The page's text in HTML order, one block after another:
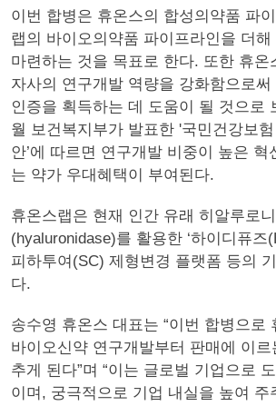
이번 합병은 휴온스의 합성의약품 파
랩의 바이오의약품 파이프라인을 더
마련하는 것을 목표로 한다. 또한 휴온
자사의 연구개발 역량을 강화함으로써
인증을 획득하는 데 도움이 될 것으로
월 보건복지부가 발표한 '국민건강보
안’에 따르면 연구개발 비중이 높은 혁
는 약가 우대혜택이 부여된다.
휴온스랩은 현재 인간 유래 히알루로
(hyaluronidase)를 활용한 ‘하이디퓨즈
피하투여(SC) 제형변경 플랫폼 등의
다.
송수영 휴온스 대표는 “이번 합병으로
바이오신약 연구개발부터 판매에 이
추게 된다”며 “이는 글로벌 기업으로
이며, 궁극적으로 기업 내실을 높여 주